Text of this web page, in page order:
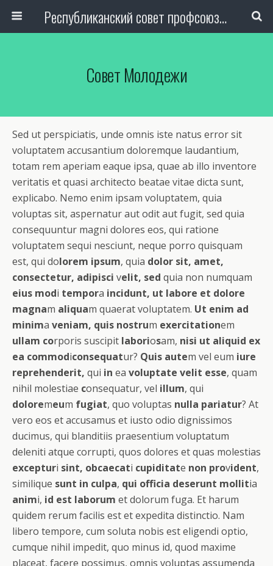
Республиканский совет профсоюза авиаработников Узбекистана
Совет Молодежи
Sed ut perspiciatis, unde omnis iste natus error sit
voluptatem accusantium doloremque laudantium,
totam rem aperiam eaque ipsa, quae ab illo inventore
veritatis et quasi architecto beatae vitae dicta sunt,
explicabo. Nemo enim ipsam voluptatem, quia
voluptas sit, aspernatur aut odit aut fugit, sed quia
consequuntur magni dolores eos, qui ratione
voluptatem sequi nesciunt, neque porro quisquam
est, qui dolorem ipsum, quia dolor sit, amet,
consectetur, adipisci velit, sed quia non numquam
eius modi tempora incidunt, ut labore et dolore
magnam aliquam quaerat voluptatem. Ut enim ad
minima veniam, quis nostrum exercitationem
ullam corporis suscipit laboriosam, nisi ut aliquid ex
ea commodiconsequatur? Quis autem vel eum iure
reprehenderit, qui in ea voluptate velit esse, quam
nihil molestiae consequatur, vel illum, qui
doloremeum fugiat, quo voluptas nulla pariatur? At
vero eos et accusamus et iusto odio dignissimos
ducimus, qui blanditiis praesentium voluptatum
deleniti atque corrupti, quos dolores et quas molestias
excepturi sint, obcaecati cupiditate non provident,
similique sunt in culpa, qui officia deserunt mollitia
animi, id est laborum et dolorum fuga. Et harum
quidem rerum facilis est et expedita distinctio. Nam
libero tempore, cum soluta nobis est eligendi optio,
cumque nihil impedit, quo minus id, quod maxime
placeat, facere possimus, omnis voluptas assumenda